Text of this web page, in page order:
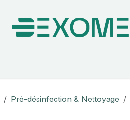
Pré-désinfection & Nettoyage